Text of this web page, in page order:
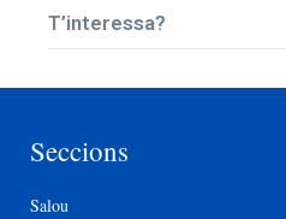
T’interessa?
Seccions
Salou